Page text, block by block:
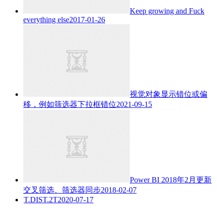
Keep growing and Fuck
everything else2017-01-26
视觉对象显示错位或偏
移，例如筛选器下拉框错位2021-09-15
Power BI 2018年2月更新
交叉筛选、筛选器同步2018-02-07
T.DIST.2T2020-07-17